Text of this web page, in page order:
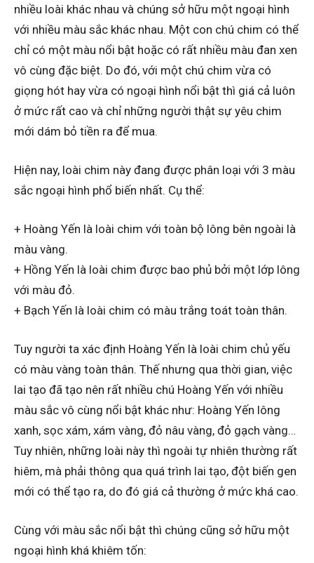
nhiều loài khác nhau và chúng sở hữu một ngoại hình
với nhiều màu sắc khác nhau. Một con chú chim có thể
chỉ có một màu nổi bật hoặc có rất nhiều màu đan xen
vô cùng đặc biệt. Do đó, với một chú chim vừa có
giọng hót hay vừa có ngoại hình nổi bật thì giá cả luôn
ở mức rất cao và chỉ những người thật sự yêu chim
mới dám bỏ tiền ra để mua.
Hiện nay, loài chim này đang được phân loại với 3 màu
sắc ngoại hình phổ biến nhất. Cụ thể:
+ Hoàng Yến là loài chim với toàn bộ lông bên ngoài là
màu vàng.
+ Hồng Yến là loài chim được bao phủ bởi một lớp lông
với màu đỏ.
+ Bạch Yến là loài chim có màu trắng toát toàn thân.
Tuy người ta xác định Hoàng Yến là loài chim chủ yếu
có màu vàng toàn thân. Thế nhưng qua thời gian, việc
lai tạo đã tạo nên rất nhiều chú Hoàng Yến với nhiều
màu sắc vô cùng nổi bật khác như: Hoàng Yến lông
xanh, sọc xám, xám vàng, đỏ nâu vàng, đỏ gạch vàng…
Tuy nhiên, những loài này thì ngoài tự nhiên thường rất
hiêm, mà phải thông qua quá trình lai tạo, đột biến gen
mới có thể tạo ra, do đó giá cả thường ở mức khá cao.
Cùng với màu sắc nổi bật thì chúng cũng sở hữu một
ngoại hình khá khiêm tốn: